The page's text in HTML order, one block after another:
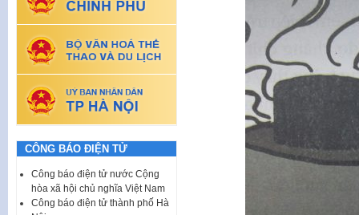
CÔNG BÁO ĐIỆN TỬ
Công báo điện tử nước Cộng
hòa xã hội chủ nghĩa Việt Nam
Công báo điện tử thành phố Hà